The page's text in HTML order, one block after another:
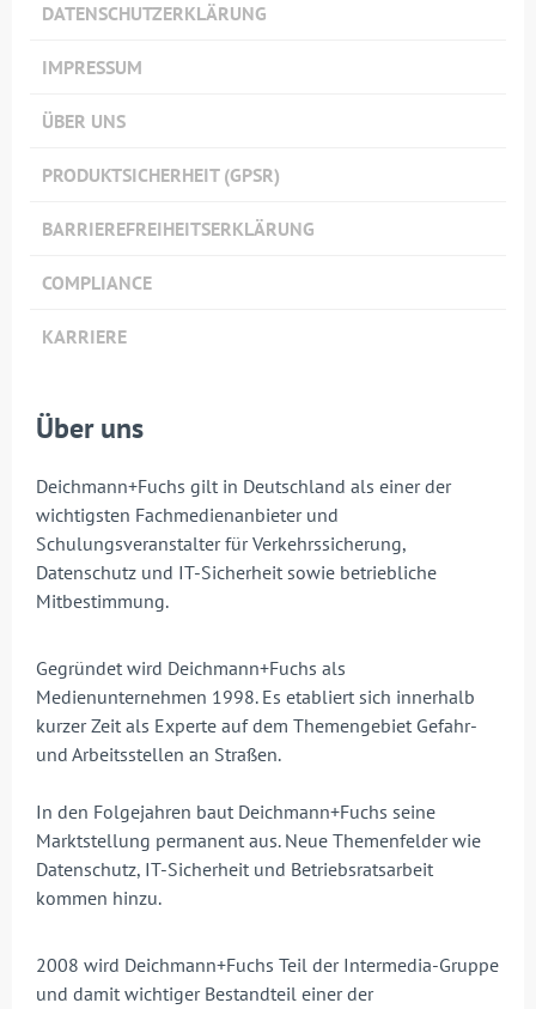
DATENSCHUTZERKLÄRUNG
IMPRESSUM
ÜBER UNS
PRODUKTSICHERHEIT (GPSR)
BARRIEREFREIHEITSERKLÄRUNG
COMPLIANCE
KARRIERE
Über uns
Deichmann+Fuchs gilt in Deutschland als einer der
wichtigsten Fachmedienanbieter und
Schulungsveranstalter für Verkehrssicherung,
Datenschutz und IT-Sicherheit sowie betriebliche
Mitbestimmung.
Gegründet wird Deichmann+Fuchs als
Medienunternehmen 1998. Es etabliert sich innerhalb
kurzer Zeit als Experte auf dem Themengebiet Gefahr-
und Arbeitsstellen an Straßen.
In den Folgejahren baut Deichmann+Fuchs seine
Marktstellung permanent aus. Neue Themenfelder wie
Datenschutz, IT-Sicherheit und Betriebsratsarbeit
kommen hinzu.
2008 wird Deichmann+Fuchs Teil der Intermedia-Gruppe
und damit wichtiger Bestandteil einer der